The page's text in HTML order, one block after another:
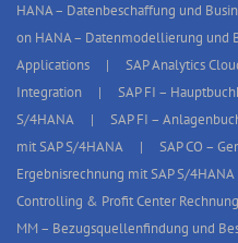
HANA – Datenbeschaffung und
on HANA – Datenmodellierung und
Applications
SAP Analytics
Integration
SAP FI –
S/4HANA
SAP FI –
mit SAP S/4HANA
SAP CO –
Ergebnisrechnung mit SAP S/4HANA
Controlling & Profit Center
MM – Bezugsquellenfindung und